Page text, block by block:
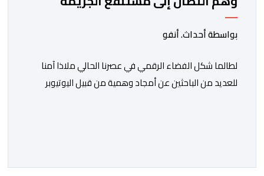
المنظمة
بواسطة أحداث. أنفو
لطالما شكل الفضاء الرقمي في عصرنا الحالي ملاذا آمنا
للعديد من الباحثين عن أمجاد وهمية من قبيل اليوتيوبر
يقتات على استعطاف الجماهير ودغدغة […]